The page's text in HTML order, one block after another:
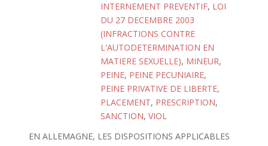
INTERNEMENT PREVENTIF, LOI
DU 27 DECEMBRE 2003
(INFRACTIONS CONTRE
L'AUTODETERMINATION EN
MATIERE SEXUELLE), MINEUR,
PEINE, PEINE PECUNIAIRE,
PEINE PRIVATIVE DE LIBERTE,
PLACEMENT, PRESCRIPTION,
SANCTION, VIOL
EN ALLEMAGNE, LES DISPOSITIONS APPLICABLES